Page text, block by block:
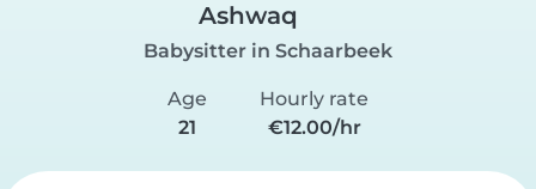
Ashwaq
Babysitter in Schaarbeek
Age
21
Hourly rate
€12.00/hr